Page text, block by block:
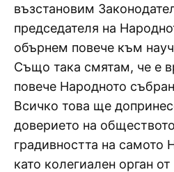
възстановим
председателя на
обърнем повече към
Също така смятам, че е
повече Народното
Всичко това ще
доверието на
градивността на самото
като колегиален орган